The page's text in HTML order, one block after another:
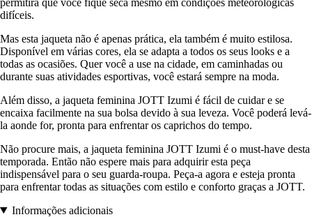
difíceis.
Mas esta jaqueta não é apenas prática, ela também é muito estilosa.
Disponível em várias cores, ela se adapta a todos os seus looks e a
todas as ocasiões. Quer você a use na cidade, em caminhadas ou
durante suas atividades esportivas, você estará sempre na moda.
Além disso, a jaqueta feminina JOTT Izumi é fácil de cuidar e se
encaixa facilmente na sua bolsa devido à sua leveza. Você poderá levá-
la aonde for, pronta para enfrentar os caprichos do tempo.
Não procure mais, a jaqueta feminina JOTT Izumi é o must-have desta
temporada. Então não espere mais para adquirir esta peça
indispensável para o seu guarda-roupa. Peça-a agora e esteja pronta
para enfrentar todas as situações com estilo e conforto graças a JOTT.
Informações adicionais